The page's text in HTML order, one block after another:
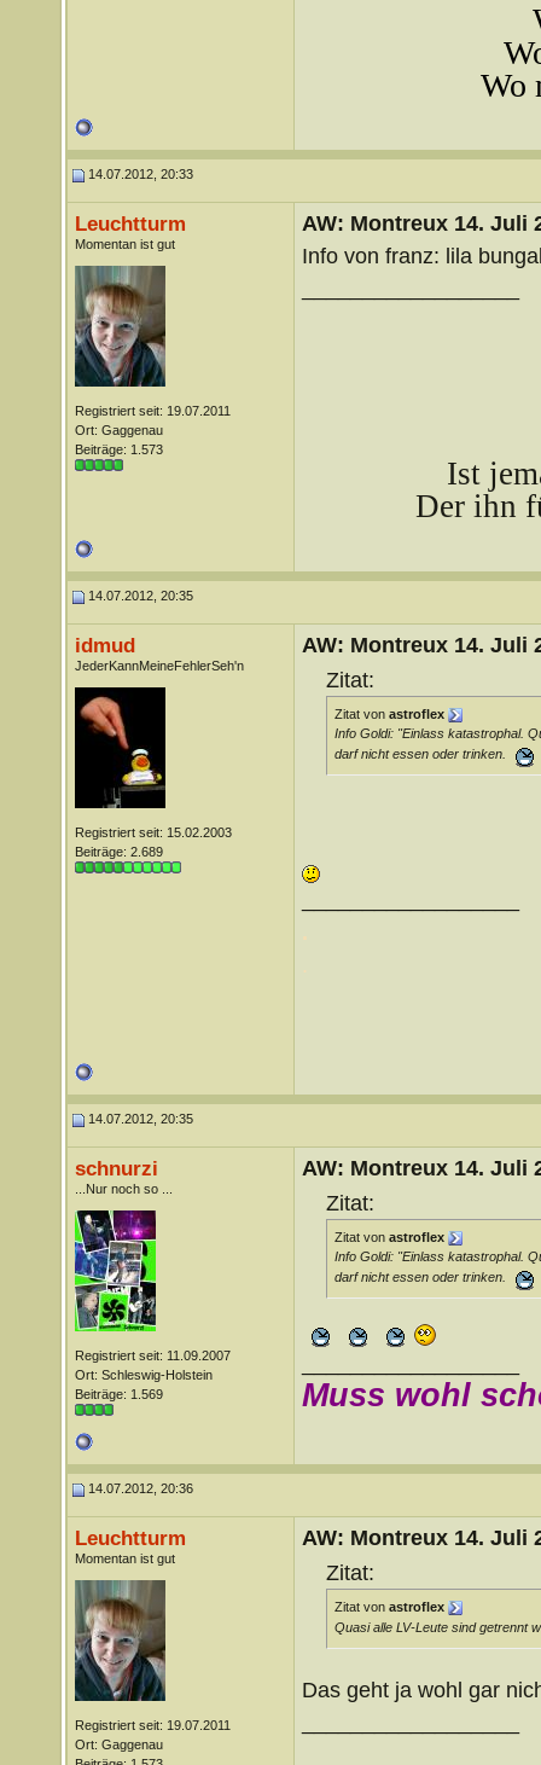
Wo
14.07.2012, 20:33
Leuchtturm
Momentan ist gut
Registriert seit: 19.07.2011
Ort: Gaggenau
Beiträge: 1.573
AW: Montreux 14. Juli
Info von franz: lila
Ist
Der ihn
14.07.2012, 20:35
idmud
JederKannMeineFehlerSeh'n
Registriert seit: 15.02.2003
Beiträge: 2.689
AW: Montreux 14. Juli
Zitat:
Zitat von astroflex
Info Goldi: "Einlass katastrophal.
darf nicht essen oder trinken.
14.07.2012, 20:35
schnurzi
...Nur noch so ...
Registriert seit: 11.09.2007
Ort: Schleswig-Holstein
Beiträge: 1.569
AW: Montreux 14. Juli
Zitat:
Zitat von astroflex
Info Goldi: "Einlass katastrophal.
darf nicht essen oder trinken.
Muss wohl
14.07.2012, 20:36
Leuchtturm
Momentan ist gut
Registriert seit: 19.07.2011
Ort: Gaggenau
AW: Montreux 14. Juli
Zitat:
Zitat von astroflex
Quasi alle LV-Leute sind getrennt
Das geht ja wohl gar